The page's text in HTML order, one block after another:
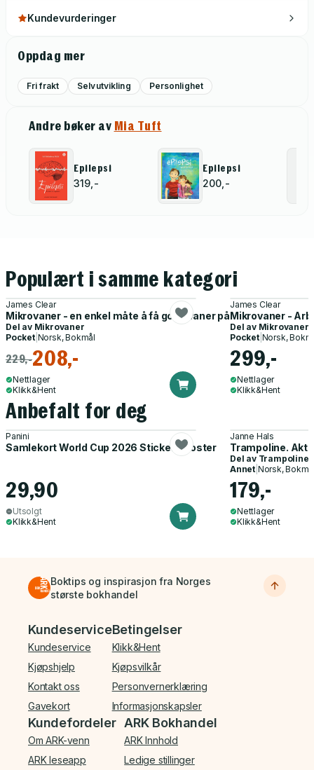
Kundevurderinger
Oppdag mer
Fri frakt Selvutvikling Personlighet
Andre bøker av Mia Tuft
Epilepsi
319,-
Epilepsi
200,-
Populært i samme kategori
James Clear
Mikrovaner - en enkel måte å få gode vaner på og kvitte deg
Del av Mikrovaner
Pocket| Norsk, Bokmål
229,-208,-
Nettlager
Klikk&Hent
James Clear
Mikrovaner -
Del av Mikrovaner
Pocket| Norsk,
299,-
Nettlager
Klikk&Hent
Anbefalt for deg
Panini
Samlekort World Cup 2026 Sticker Booster
29,90
Utsolgt
Klikk&Hent
Janne Hals
Trampoline.
Del av Trampoline
Annet| Norsk,
179,-
Nettlager
Klikk&Hent
Boktips og inspirasjon fra Norges
største bokhandel
Bunnmeny
Kundeservice
Kundeservice
Kjøpshjelp
Kontakt oss
Gavekort
Betingelser
Klikk&Hent
Kjøpsvilkår
Personvernerklæring
Informasjonskapsler
Kundefordeler
Om ARK-venn
ARK leseapp
ARK Bokhandel
ARK Innhold
Ledige stillinger